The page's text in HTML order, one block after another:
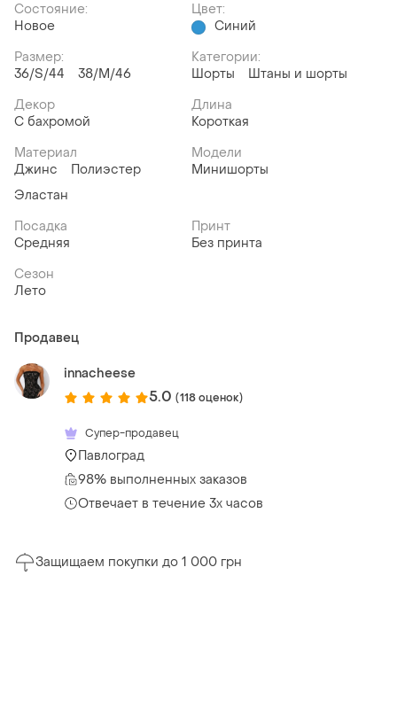
Состояние:
Новое
Цвет:
Синий
Размер:
36/S/44
38/M/46
Категории:
Шорты
Штаны и шорты
Декор
С бахромой
Длина
Короткая
Материал
Джинс
Полиэстер
Эластан
Модели
Минишорты
Посадка
Средняя
Принт
Без принта
Сезон
Лето
Продавец
innacheese
5.0 (118 оценок)
Супер-продавец
Павлоград
98% выполненных заказов
Отвечает в течение 3х часов
Защищаем покупки до 1 000 грн